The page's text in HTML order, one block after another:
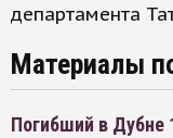
департамента
Материалы
Погибший в Дубне